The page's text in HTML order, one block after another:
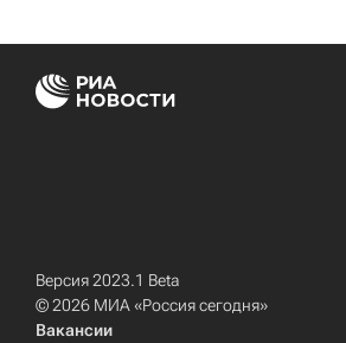
Версия 2023.1 Beta
© 2026 МИА «Россия сегодня»
Вакансии